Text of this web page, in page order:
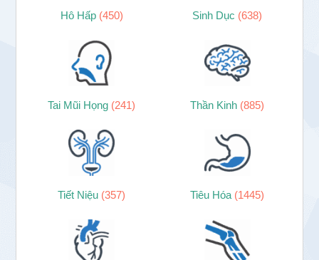
Hô Hấp (450) Sinh Dục (638)
Tai Mũi Họng (241) Thần Kinh (885)
Tiết Niệu (357) Tiêu Hóa (1445)